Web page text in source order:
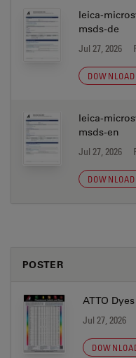
leica-
msds-de
Jul 27, 2026
DOWNLOAD
leica-
msds-en
Jul 27, 2026
DOWNLOAD
POSTER
ATTO
Jul 27, 2026